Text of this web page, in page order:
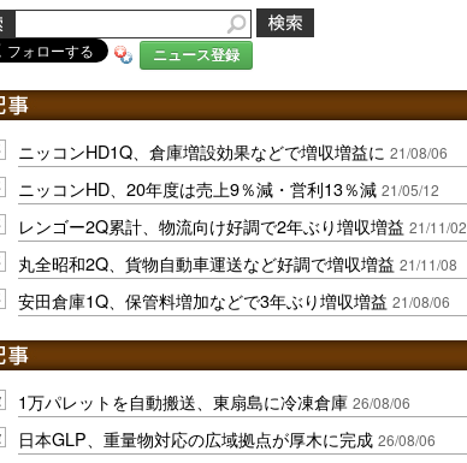
ニュース登録
ニッコンHD1Q、倉庫増設効果などで増収増益に 21/08/06
ニッコンHD、20年度は売上9％減・営利13％減 21/05/12
レンゴー2Q累計、物流向け好調で2年ぶり増収増益 21/11/02
丸全昭和2Q、貨物自動車運送など好調で増収増益 21/11/08
安田倉庫1Q、保管料増加などで3年ぶり増収増益 21/08/06
1万パレットを自動搬送、東扇島に冷凍倉庫 26/08/06
日本GLP、重量物対応の広域拠点が厚木に完成 26/08/06